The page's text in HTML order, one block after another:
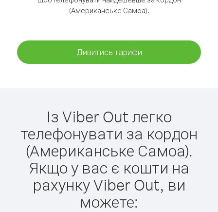
(Американське Самоа).
Дивитись тарифи
Із Viber Out легко
телефонувати за кордон
(Американське Самоа).
Якщо у вас є кошти на
рахунку Viber Out, ви
можете: